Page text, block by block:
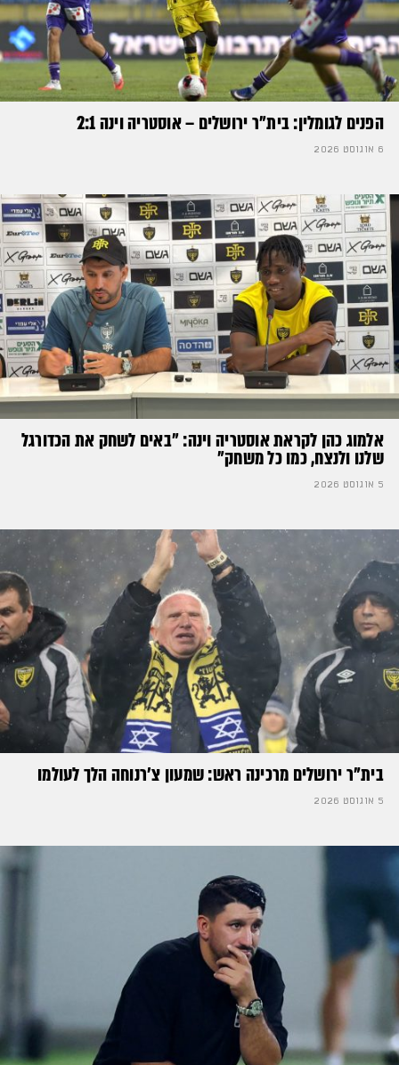
הפנים לגומלין: בית״ר ירושלים – אוסטריה וינה 2:1
6 אוגוסט 2026
אלמוג כהן לקראת אוסטריה וינה: ״באים לשחק את הכדורגל
שלנו ולנצח, כמו כל משחק״
5 אוגוסט 2026
בית"ר ירושלים מרכינה ראש: שמעון צ'רנוחה הלך לעולמו
5 אוגוסט 2026